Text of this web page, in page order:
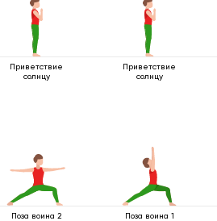
Приветствие
солнцу
Приветствие
солнцу
Поза воина 2 Поза воина 1